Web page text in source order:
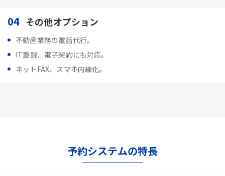
04 その他オプション
不動産業務の電話代行。
IT重説、電子契約にも対応。
ネットFAX、スマホ内線化。
予約システムの特長